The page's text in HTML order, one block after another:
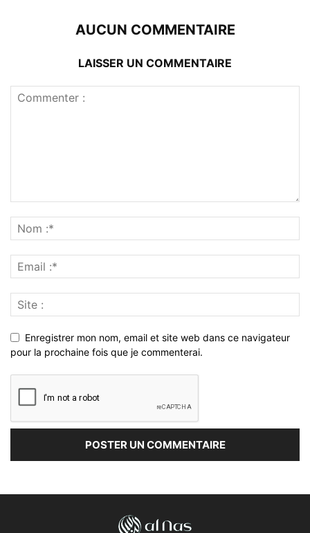
AUCUN COMMENTAIRE
LAISSER UN COMMENTAIRE
Enregistrer mon nom, email et site web dans ce navigateur
pour la prochaine fois que je commenterai.